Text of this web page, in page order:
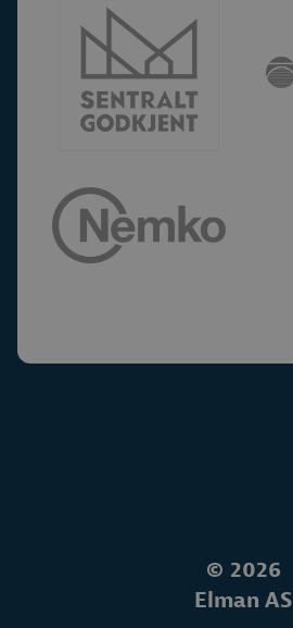
© 2026
Elman AS